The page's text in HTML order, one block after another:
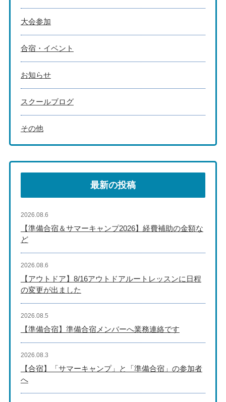
大会参加
合宿・イベント
お知らせ
スクールブログ
その他
最新の投稿
【準備合宿＆サマーキャンプ2026】経費補助の金額な
ど
2026.08.6
【アウトドア】8/16アウトドアルートレッスンに日程
の変更が出ました
2026.08.6
【準備合宿】準備合宿メンバーへ業務連絡です
2026.08.5
【合宿】「サマーキャンプ」と「準備合宿」の参加者
へ
2026.08.3